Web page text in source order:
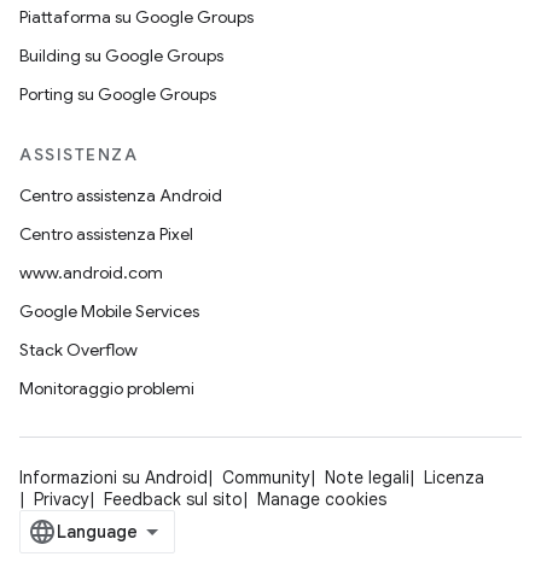
Piattaforma su Google Groups
Building su Google Groups
Porting su Google Groups
ASSISTENZA
Centro assistenza Android
Centro assistenza Pixel
www.android.com
Google Mobile Services
Stack Overflow
Monitoraggio problemi
Informazioni su Android Community Note legali
Licenza
Privacy
Feedback sul sito Manage cookies